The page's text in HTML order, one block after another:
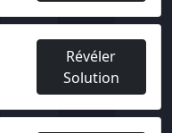
Révéler
Solution